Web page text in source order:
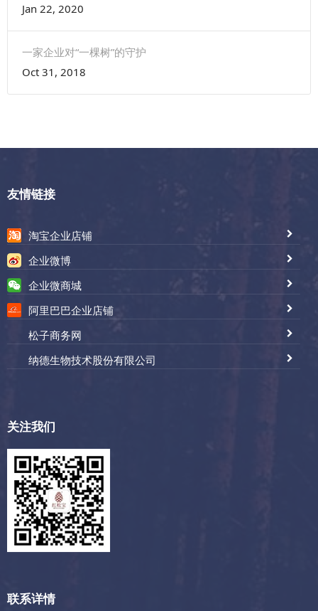
Jan 22, 2020
一家企业对“一棵树”的守护
Oct 31, 2018
友情链接
淘宝企业店铺
企业微博
企业微商城
阿里巴巴企业店铺
松子商务网
纳德生物技术股份有限公司
关注我们
联系详情